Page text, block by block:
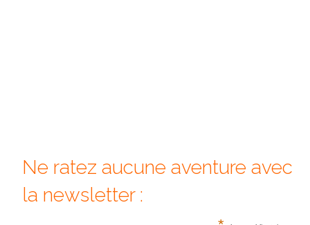
Kyoto
Ne ratez aucune aventure avec
la newsletter :